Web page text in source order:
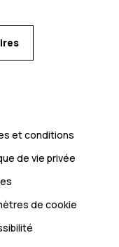
et conditions
de vie privée
de cookie